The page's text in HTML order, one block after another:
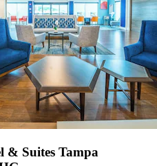
& Suites Tampa